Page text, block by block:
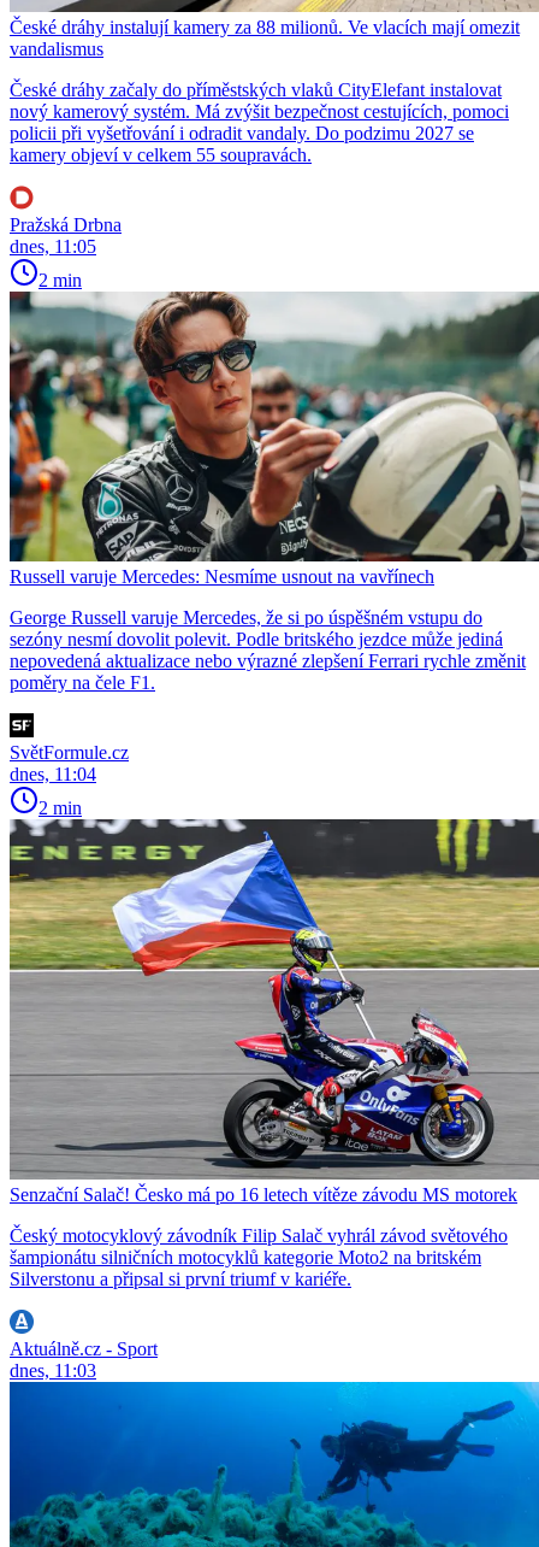
České dráhy instalují kamery za 88 milionů. Ve vlacích mají omezit
vandalismus
České dráhy začaly do příměstských vlaků CityElefant instalovat
nový kamerový systém. Má zvýšit bezpečnost cestujících, pomoci
policii při vyšetřování i odradit vandaly. Do podzimu 2027 se
kamery objeví v celkem 55 soupravách.
Pražská Drbna
dnes, 11:05
2 min
Russell varuje Mercedes: Nesmíme usnout na vavřínech
George Russell varuje Mercedes, že si po úspěšném vstupu do
sezóny nesmí dovolit polevit. Podle britského jezdce může jediná
nepovedená aktualizace nebo výrazné zlepšení Ferrari rychle změnit
poměry na čele F1.
SvětFormule.cz
dnes, 11:04
2 min
Senzační Salač! Česko má po 16 letech vítěze závodu MS motorek
Český motocyklový závodník Filip Salač vyhrál závod světového
šampionátu silničních motocyklů kategorie Moto2 na britském
Silverstonu a připsal si první triumf v kariéře.
Aktuálně.cz - Sport
dnes, 11:03